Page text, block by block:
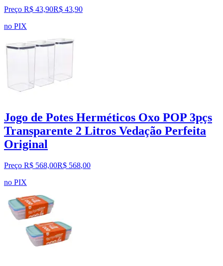
Preço R$ 43,90R$ 43,90
no PIX
Jogo de Potes Herméticos Oxo POP 3pçs
Transparente 2 Litros Vedação Perfeita
Original
Preço R$ 568,00R$ 568,00
no PIX